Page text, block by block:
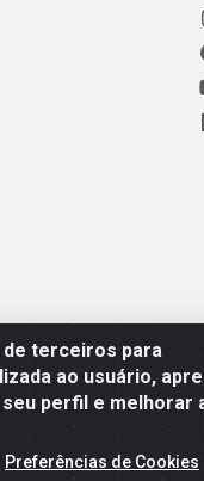
terceiros para
ao usuário,
perfil e melhorar
Preferências de Cookies
Distribuidora - Rua